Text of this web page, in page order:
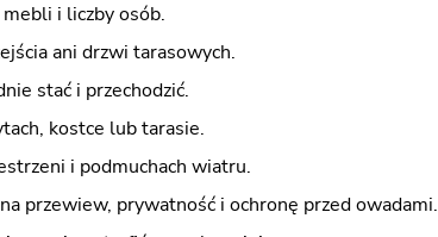
i liczby osób.
ani drzwi tarasowych.
stać i przechodzić.
kostce lub tarasie.
i podmuchach wiatru.
przewiew, prywatność i ochronę przed owadami.